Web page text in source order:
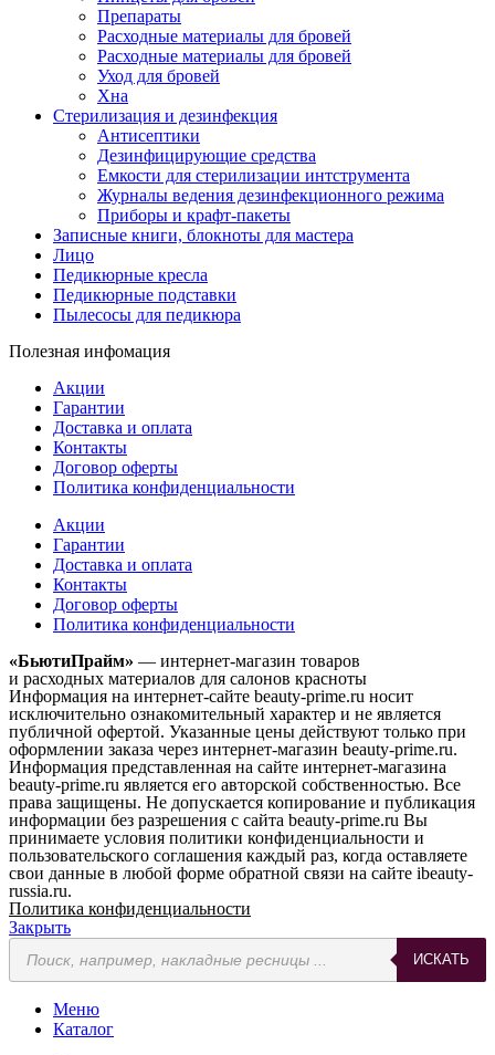
Препараты
Расходные материалы для бровей
Расходные материалы для бровей
Уход для бровей
Хна
Стерилизация и дезинфекция
Антисептики
Дезинфицирующие средства
Емкости для стерилизации интструмента
Журналы ведения дезинфекционного режима
Приборы и крафт-пакеты
Записные книги, блокноты для мастера
Лицо
Педикюрные кресла
Педикюрные подставки
Пылесосы для педикюра
Полезная инфомация
Акции
Гарантии
Доставка и оплата
Контакты
Договор оферты
Политика конфиденциальности
Акции
Гарантии
Доставка и оплата
Контакты
Договор оферты
Политика конфиденциальности
«БьютиПрайм» — интернет-магазин товаров
и расходных материалов для салонов красноты
Информация на интернет-сайте beauty-prime.ru носит
исключительно ознакомительный характер и не является
публичной офертой. Указанные цены действуют только при
оформлении заказа через интернет-магазин beauty-prime.ru.
Информация представленная на сайте интернет-магазина
beauty-prime.ru является его авторской собственностью. Все
права защищены. Не допускается копирование и публикация
информации без разрешения с сайта beauty-prime.ru Вы
принимаете условия политики конфиденциальности и
пользовательского соглашения каждый раз, когда оставляете
свои данные в любой форме обратной связи на сайте ibeauty-
russia.ru.
Политика конфиденциальности
Закрыть
Поиск
товаров
ИСКАТЬ
Меню
Каталог